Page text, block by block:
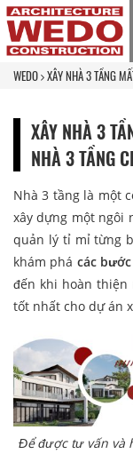
WEDO XÂY NHÀ 3 TẦNG
XÂY NHÀ 3
NHÀ 3 TẦNG
Nhà 3 tầng là một
xây dựng một ngôi
quản lý tỉ mỉ từng
khám phá các
đến khi hoàn thiện
tốt nhất cho dự án
Để được tư vấn và